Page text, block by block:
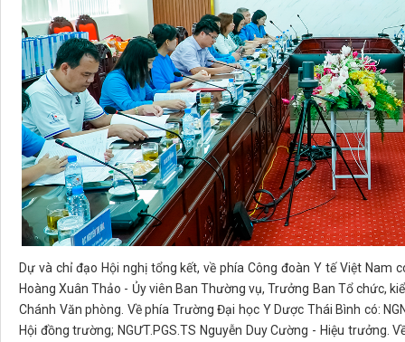
Dự và chỉ đạo Hội nghị tổng kết, về phía Công đoàn Y tế Việt Nam
Hoàng Xuân Thảo - Ủy viên Ban Thường vụ, Trưởng Ban Tổ chức,
Chánh Văn phòng. Về phía Trường Đại học Y Dược Thái Bình có:
Hội đồng trường; NGƯT.PGS.TS Nguyễn Duy Cường - Hiệu trưởng.